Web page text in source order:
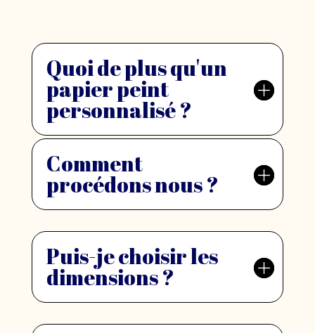
Quoi de plus qu'un
papier peint
personnalisé ?
Comment
procédons nous ?
Puis-je choisir les
dimensions ?